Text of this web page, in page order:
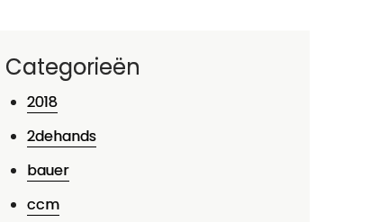
Categorieën
2018
2dehands
bauer
ccm